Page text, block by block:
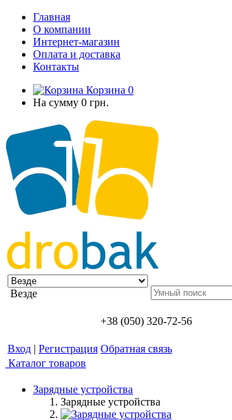
Главная
О компании
Интернет-магазин
Оплата и доставка
Контакты
Корзина 0
На сумму 0 грн.
Везде
+38 (050) 320-72-56
Вход | Регистрация Обратная связь
Каталог товаров
Зарядные устройства
Зарядные устройства